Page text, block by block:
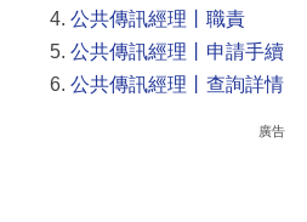
公共傳訊經理丨職責
公共傳訊經理丨申請手續
公共傳訊經理丨查詢詳情
廣告